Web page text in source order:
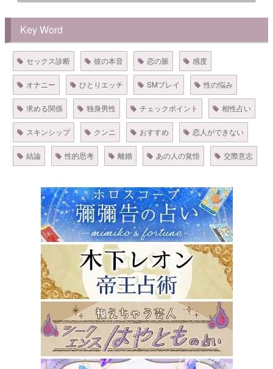
Key Word
セックス診断 彼の本音 恋の脈 感度
オナニー ひとりエッチ SMプレイ 性の悩み
求める関係 独身男性 チェックポイント 相性占い
スキンシップ クンニ おすすめ 恋人ができない
結論 性的思考 離婚 あの人の覚悟 交際意志